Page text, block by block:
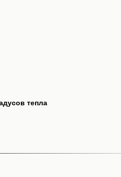
тепла